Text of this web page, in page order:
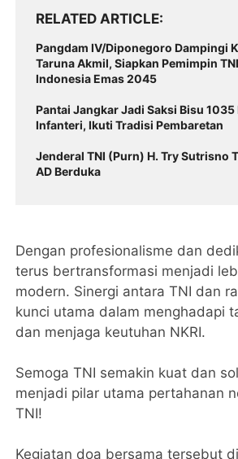
RELATED ARTICLE
Pangdam IV/Diponegoro Dampingi
Taruna Akmil, Siapkan Pemimpin
Indonesia Emas 2045
Pantai Jangkar Jadi Saksi Bisu 1035 Prajurit
Infanteri, Ikuti Tradisi Pembaretan
Jenderal TNI (Purn) H. Try Sutrisno
AD Berduka
Dengan profesionalisme dan
terus bertransformasi menjadi
modern. Sinergi antara TNI dan
kunci utama dalam menghadapi
dan menjaga keutuhan NKRI.
Semoga TNI semakin kuat dan
menjadi pilar utama pertahanan
TNI!
Kegiatan doa bersama tersebut